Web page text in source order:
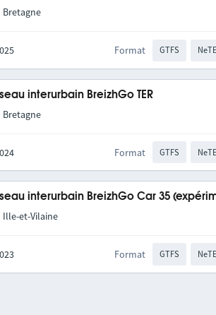
Bretagne
Format GTFS
interurbain BreizhGo TER
Bretagne
Format GTFS
interurbain BreizhGo Car 35
Ille-et-Vilaine
Format GTFS